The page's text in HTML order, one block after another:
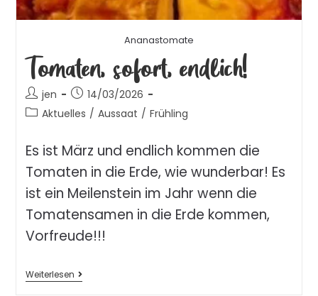
Ananastomate
Tomaten, sofort, endlich!
jen
14/03/2026
Aktuelles / Aussaat / Frühling
Es ist März und endlich kommen die
Tomaten in die Erde, wie wunderbar! Es
ist ein Meilenstein im Jahr wenn die
Tomatensamen in die Erde kommen,
Vorfreude!!!
Weiterlesen